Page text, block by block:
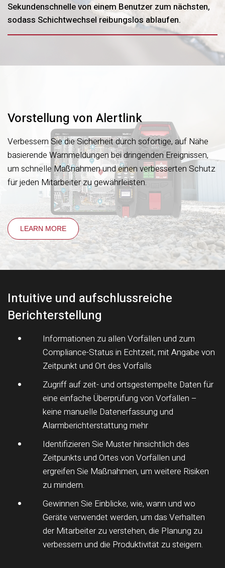
Sekundenschnelle von einem Benutzer zum nächsten,
sodass Schichtwechsel reibungslos ablaufen.
Vorstellung von Alertlink
Verbessern Sie die Sicherheit durch sofortige, auf Nähe
basierende Warnmeldungen bei dringenden Ereignissen,
um schnelle Maßnahmen und einen verbesserten Schutz
für jeden Mitarbeiter zu gewährleisten.
LEARN MORE
Intuitive und aufschlussreiche
Berichterstellung
Informationen zu allen Vorfällen und zum
Compliance-Status in Echtzeit, mit Angabe von
Zeitpunkt und Ort des Vorfalls
Zugriff auf zeit- und ortsgestempelte Daten für
eine einfache Überprüfung von Vorfällen –
keine manuelle Datenerfassung und
Alarmberichterstattung mehr
Identifizieren Sie Muster hinsichtlich des
Zeitpunkts und Ortes von Vorfällen und
ergreifen Sie Maßnahmen, um weitere Risiken
zu mindern.
Gewinnen Sie Einblicke, wie, wann und wo
Geräte verwendet werden, um das Verhalten
der Mitarbeiter zu verstehen, die Planung zu
verbessern und die Produktivität zu steigern.